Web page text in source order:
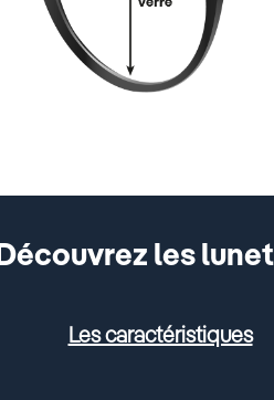
Découvrez les
Les caractéristiques